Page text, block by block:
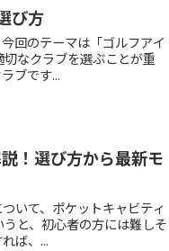
び方
回のテーマは「ゴルフアイ
なクラブを選ぶことが重
ブです...
！選び方から最新モ
いて、ポケットキャビティ
と、初心者の方には難しそ
ば、...